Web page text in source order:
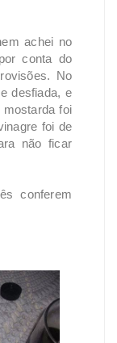
achei no
conta do
No
desfiada, e
foi
foi de
não ficar
conferem